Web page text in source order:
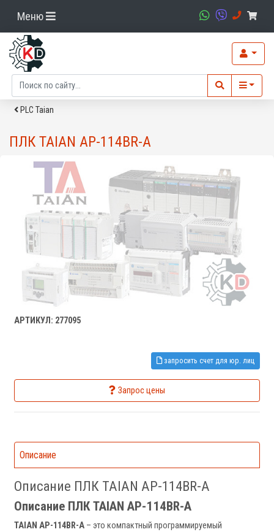
Меню
PLC Taian
ПЛК TAIAN AP-114BR-A
АРТИКУЛ: 277095
запросить счет для юр. лиц
Запрос цены
Описание
Описание ПЛК TAIAN AP-114BR-A
Описание ПЛК TAIAN AP-114BR-A
TAIAN AP-114BR-A – это компактный программируемый